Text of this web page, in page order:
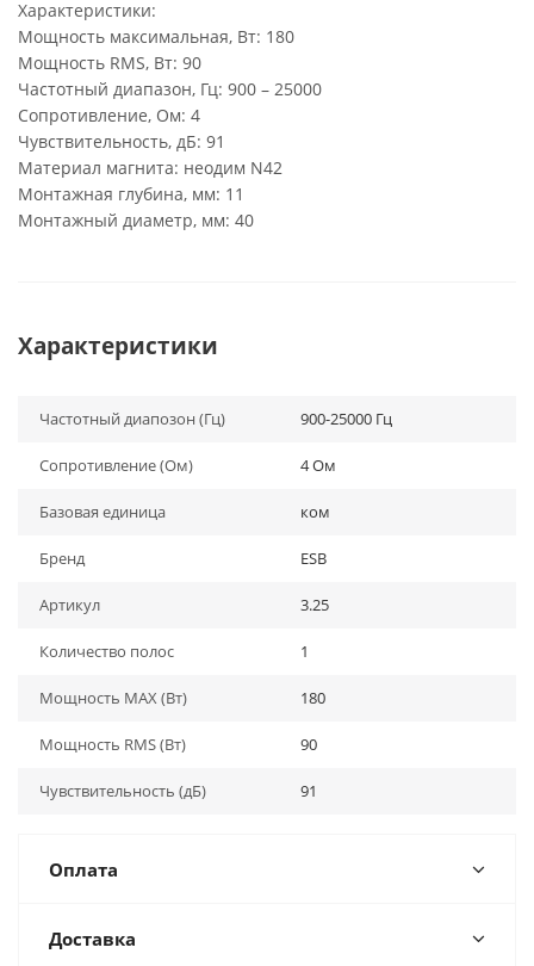
Характеристики:
Мощность максимальная, Вт: 180
Мощность RMS, Вт: 90
Частотный диапазон, Гц: 900 – 25000
Сопротивление, Ом: 4
Чувствительность, дБ: 91
Материал магнита: неодим N42
Монтажная глубина, мм: 11
Монтажный диаметр, мм: 40
Характеристики
Частотный диапозон (Гц) 900-25000 Гц
Сопротивление (Ом) 4 Ом
Базовая единица ком
Бренд ESB
Артикул 3.25
Количество полос 1
Мощность MAX (Вт) 180
Мощность RMS (Вт) 90
Чувствительность (дБ) 91
Оплата
Доставка